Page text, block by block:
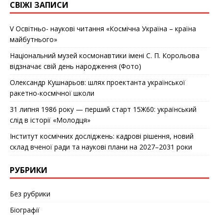
СВІЖІ ЗАПИСИ
V Освітньо- наукові читання «Космічна Україна – країна
майбутнього»
Національний музей космонавтики імені С. П. Корольова
відзначає cвій день народження (Фото)
Олександр Кушнарьов: шлях проектанта української
ракетно-космічної школи
31 липня 1986 року — перший старт 15Ж60: український
слід в історії «Молодця»
Інститут космічних досліджень: кадрові рішення, новий
склад вченої ради та наукові плани на 2027–2031 роки
РУБРИКИ
Без рубрики
Біографії